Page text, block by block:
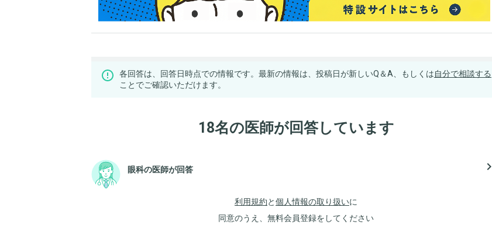
各回答は、回答日時点での情報です。最新の情報は、投稿日が新しいQ＆A、もしくは自分で相談する
ことでご確認いただけます。
18名の医師が回答しています
眼科の医師が回答 navigate_next
利用規約と個人情報の取り扱いに
同意のうえ、無料会員登録をしてください